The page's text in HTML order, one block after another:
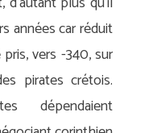
années car réduit
vers -340, sur
pirates crétois.
dépendaient